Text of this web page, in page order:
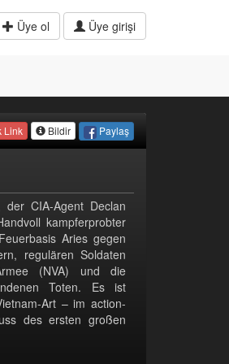
Üye ol Üye girişi
Link Bildir Paylaş
der CIA-Agent Declan
kampferprobter
Aries gegen
regulären Soldaten
(NVA) und die
Toten. Es ist
Art – im action-
des ersten großen